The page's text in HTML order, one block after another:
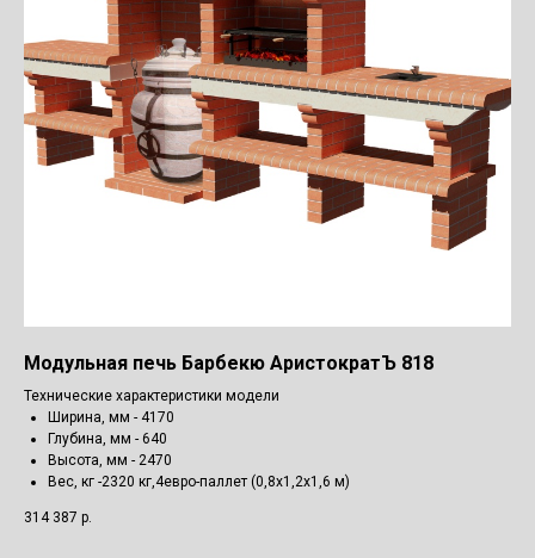
Модульная печь Барбекю АристократЪ 818
Технические характеристики модели
Ширина, мм - 4170
Глубина, мм - 640
Высота, мм - 2470
Вес, кг -2320 кг,4евро-паллет (0,8х1,2х1,6 м)
314 387 р.